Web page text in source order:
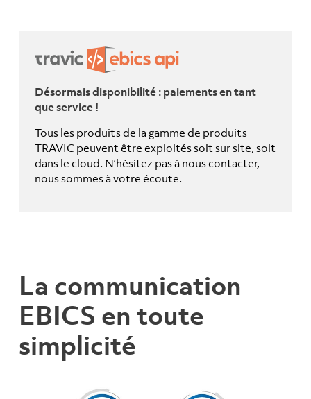
Désormais disponibilité : paiements en tant
que service !
Tous les produits de la gamme de produits
TRAVIC peuvent être exploités soit sur site, soit
dans le cloud. N’hésitez pas à nous contacter,
nous sommes à votre écoute.
La communication
EBICS en toute
simplicité